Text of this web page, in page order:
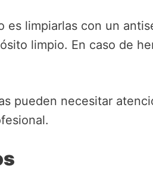
es limpiarlas con un
limpio. En caso de
pueden necesitar